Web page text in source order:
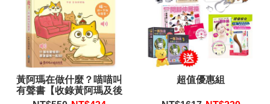
黃阿瑪在做什麼？喵喵叫
有聲書【收錄黃阿瑪及後
宮貓咪的真實喵叫聲】
超值優惠組